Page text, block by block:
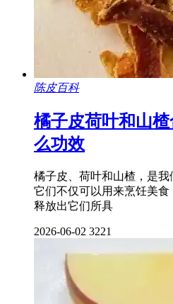
陈皮百科
橘子皮荷叶和山
么功效
橘子皮、荷叶和山楂，是我
它们不仅可以用来烹饪美食
释放出它们所具
2026-06-02 3221